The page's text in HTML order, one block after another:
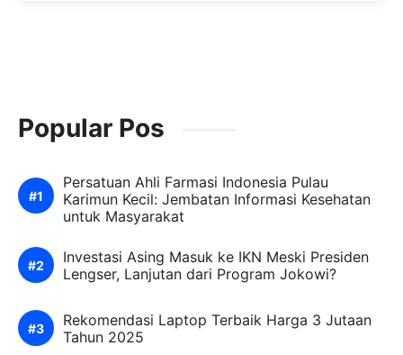
Popular Pos
Persatuan Ahli Farmasi Indonesia Pulau
Karimun Kecil: Jembatan Informasi Kesehatan
untuk Masyarakat
Investasi Asing Masuk ke IKN Meski Presiden
Lengser, Lanjutan dari Program Jokowi?
Rekomendasi Laptop Terbaik Harga 3 Jutaan
Tahun 2025